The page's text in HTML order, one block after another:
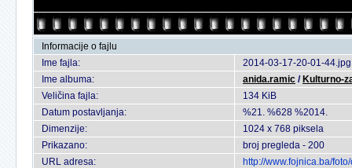
Informacije o fajlu
Ime fajla:
2014-03-17-20-01-44.jpg
Ime albuma:
anida.ramic / Kulturno-
Veličina fajla:
134 KiB
Datum postavljanja:
%21. %628 %2014.
Dimenzije:
1024 x 768 piksela
Prikazano:
broj pregleda - 200
URL adresa:
http://www.fojnica.ba/